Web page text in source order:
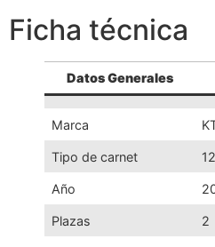
Ficha técnica
Datos Generales
Marca
Tipo de carnet
Año
Plazas 2